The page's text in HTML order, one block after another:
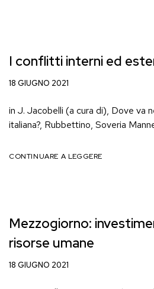
I conflitti interni ed
18 GIUGNO 2021
in J. Jacobelli (a cura di), Dove va
italiana?, Rubbettino, Soveria
CONTINUARE A LEGGERE
Mezzogiorno:
risorse umane
18 GIUGNO 2021